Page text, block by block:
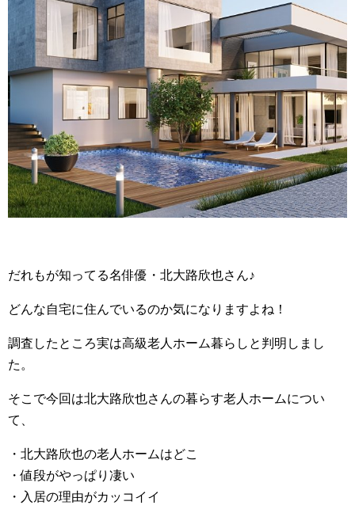
だれもが知ってる名俳優・北大路欣也さん♪
どんな自宅に住んでいるのか気になりますよね！
調査したところ実は高級老人ホーム暮らしと判明しまし
た。
そこで今回は北大路欣也さんの暮らす老人ホームについ
て、
・北大路欣也の老人ホームはどこ
・値段がやっぱり凄い
・入居の理由がカッコイイ